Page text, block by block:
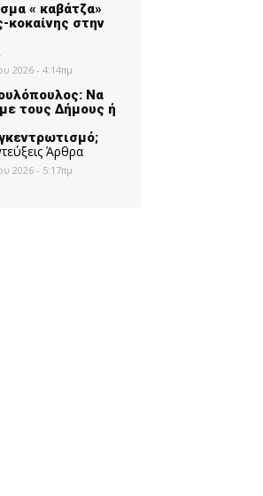
« καβάτζα»
κοκαίνης στην
2026 - 4:14πμ
Να
τους Δήμους ή
Άρθρα
2026 - 5:17πμ